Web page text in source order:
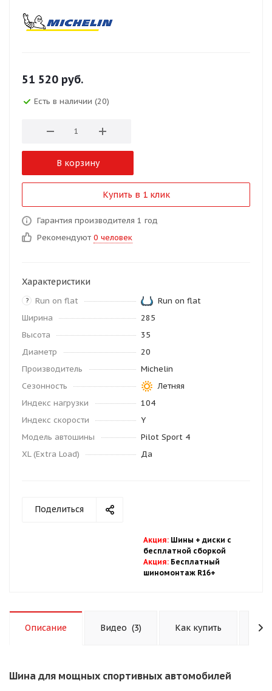
51 520 руб.
Есть в наличии (20)
В корзину
Купить в 1 клик
Гарантия производителя 1 год
Рекомендуют 0 человек
Характеристики
? Run on flat
Run on flat
Ширина
285
Высота
35
Диаметр
20
Производитель
Michelin
Сезонность
Летняя
Индекс нагрузки
104
Индекс скорости
Y
Модель автошины
Pilot Sport 4
XL (Extra Load)
Да
Поделиться
Акция: Шины + диски с
бесплатной сборкой
Акция: Бесплатный
шиномонтаж R16+
Описание Видео (3) Как купить
Шина для мощных спортивных автомобилей